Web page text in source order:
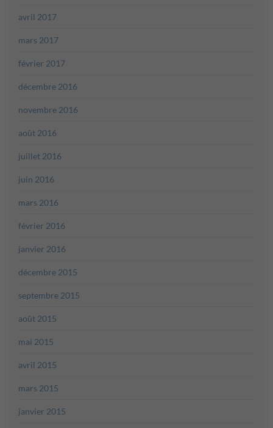
avril 2017
mars 2017
février 2017
décembre 2016
novembre 2016
août 2016
juillet 2016
juin 2016
mars 2016
février 2016
janvier 2016
décembre 2015
septembre 2015
août 2015
mai 2015
avril 2015
mars 2015
janvier 2015